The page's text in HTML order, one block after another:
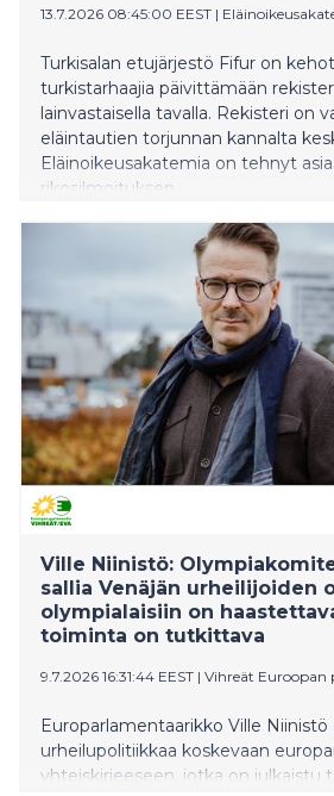
13.7.2026 08:45:00 EEST |
Turkisalan etujärjestö Fifur on
turkistarhaajia päivittämään
lainvastaisella tavalla. Rekisteri on
eläintautien torjunnan kannalta
Eläinoikeusakatemia on tehnyt
rikosilmoituksen.
Ville Niinistö:
sallia Venäjän urheilijoiden
olympialaisiin on
toiminta on tutkittava
9.7.2026 16:31:44 EEST | Vihreät Euroopan
Europarlamentaarikko Ville
urheilupolitiikkaa koskevaan
yhteiskirjeeseen, jotka on julkaistu